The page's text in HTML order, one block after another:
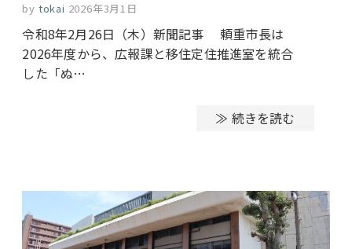
by tokai 2026年3月1日
令和8年2月26日（木）新聞記事 頼重市長は
2026年度から、広報課と移住定住推進室を統合
した「ぬ…
≫ 続きを読む